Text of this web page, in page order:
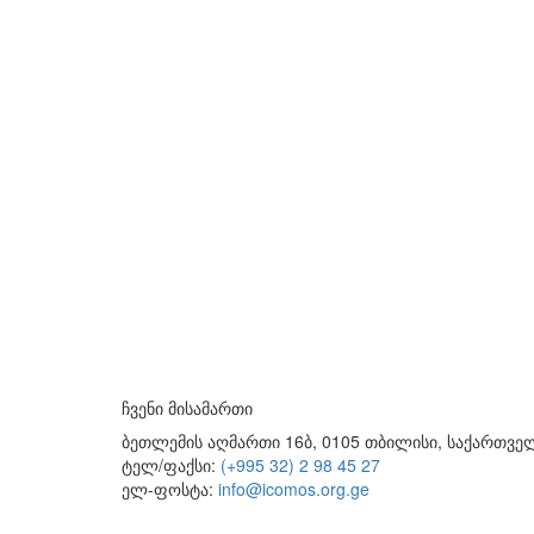
ჩვენი მისამართი
ბეთლემის აღმართი 16ბ, 0105 თბილისი,
ტელ/ფაქსი: (+995 32) 2 98 45 27
ელ-ფოსტა: info@icomos.org.ge